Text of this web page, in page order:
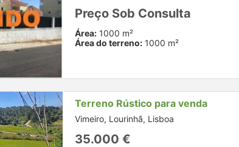
Preço Sob Consulta
Área: 1000 m²
Área do terreno: 1000 m²
Terreno Rústico para venda
Vimeiro, Lourinhã, Lisboa
35.000 €